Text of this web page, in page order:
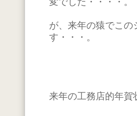
が、来年の猿でこ
す・・・。
来年の工務店的年賀